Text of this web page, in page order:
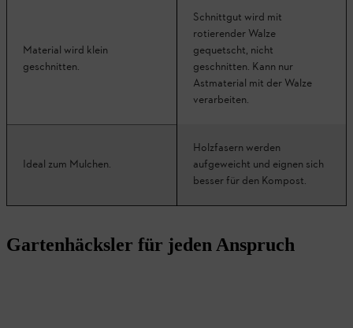
Material wird klein
geschnitten.
Schnittgut wird mit
rotierender Walze
gequetscht, nicht
geschnitten. Kann nur
Astmaterial mit der Walze
verarbeiten.
Ideal zum Mulchen.
Holzfasern werden
aufgeweicht und eignen sich
besser für den Kompost.
Gartenhäcksler für jeden Anspruch